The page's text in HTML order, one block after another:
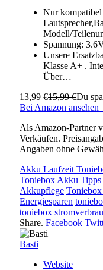
Nur
Modell/
Spannung:
Unsere
Klasse A+ .
Über…
13,99 €15,99 €Du
Bei Amazon ansehen
Als Amazon-Partner
Verkäufen.
Angaben ohne
Akku Laufzeit
Toniebox Akku Tipps
Akkupflege
Energiesparen
toniebox
Share. Facebook
Basti
Website